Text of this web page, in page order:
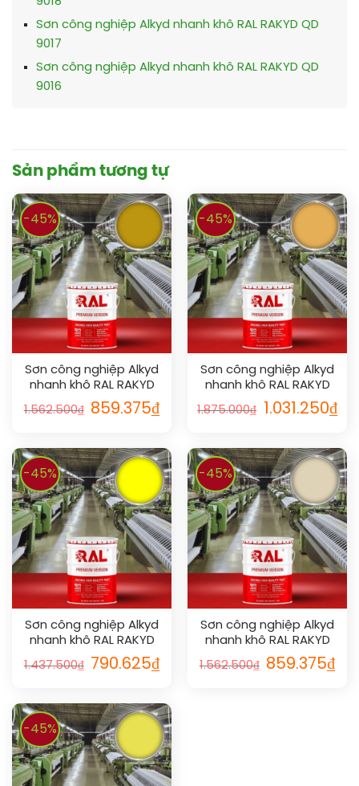
Sơn công nghiệp Alkyd nhanh khô RAL RAKYD QD
9017
Sơn công nghiệp Alkyd nhanh khô RAL RAKYD QD
9016
Sản phẩm tương tự
-45%
Sơn công nghiệp Alkyd
nhanh khô RAL RAKYD
QD 1005
1.562.500₫ 859.375₫
-45%
Sơn công nghiệp Alkyd
nhanh khô RAL RAKYD
QD 1017
1.875.000₫ 1.031.250₫
-45%
Sơn công nghiệp Alkyd
nhanh khô RAL RAKYD
QD 1026
1.437.500₫ 790.625₫
-45%
Sơn công nghiệp Alkyd
nhanh khô RAL RAKYD
QD 1015
1.562.500₫ 859.375₫
-45%